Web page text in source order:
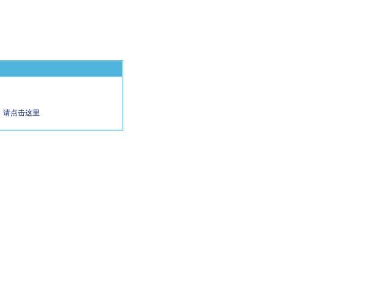
请点击这里